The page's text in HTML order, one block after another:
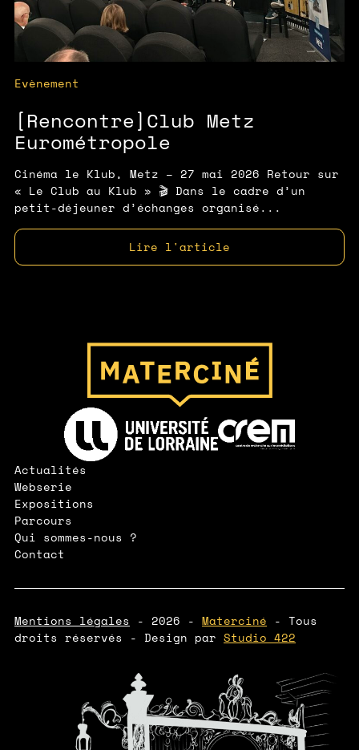
Evènement
[Rencontre]Club Metz
Eurométropole
Cinéma le Klub, Metz – 27 mai 2026 Retour sur
« Le Club au Klub » 🎬 Dans le cadre d’un
petit-déjeuner d’échanges organisé...
Lire l'article
Page d'accueil
Lien vers le site de l'Université de Lorraine
Lien vers le site de l'IUT CREM
Actualités
Webserie
Expositions
Parcours
Qui sommes-nous ?
Contact
Mentions légales - 2026 - Materciné - Tous
droits réservés - Design par Studio 422